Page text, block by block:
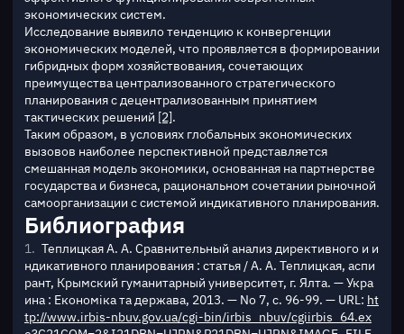
экономических систем.
Исследование выявило тенденцию к конвергенции
экономических моделей, что проявляется в формировании
гибридных форм хозяйствования, сочетающих
преимущества централизованного стратегического
планирования с децентрализованным принятием
тактических решений [2].
Таким образом, в условиях глобальных экономических
вызовов наиболее перспективной представляется
смешанная модель экономики, основанная на партнерстве
государства и бизнеса, рациональном сочетании рыночной
самоорганизации с системой индикативного планирования.
Библиография
Теплицкая А. А. Сравнительный анализ директивного и и
ндикативного планирования : статья / А. А. Теплицкая, аспи
рант, Крымский гуманитарный университет, г. Ялта. — Укра
ина : Економіка та держава, 2013. — No 7, с. 96-99. — URL: ht
tp://www.irbis-nbuv.gov.ua/cgi-bin/irbis_nbuv/cgiirbis_64.ex